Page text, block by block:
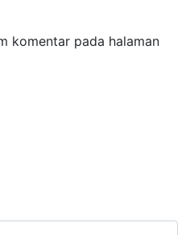
komentar pada halaman